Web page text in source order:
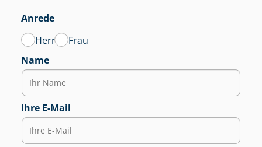
Anrede
Herr
Frau
Name
Ihre E-Mail